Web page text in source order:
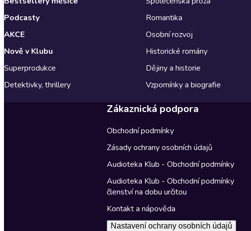
Podcasty
AKCE
Nově v Klubu
Superprodukce
Detektivky, thrillery
Romantika
Osobní rozvoj
Historické romány
Dějiny a historie
Vzpomínky a biografie
Zákaznická podpora
Obchodní podmínky
Zásady ochrany osobních údajů
Audioteka Klub - Obchodní podmínky
Audioteka Klub - Obchodní podmínky
členství na dobu určitou
Kontakt a nápověda
Nastavení ochrany osobních údajů